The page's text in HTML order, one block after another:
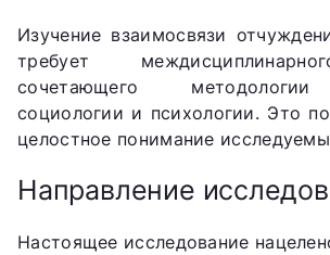
Изучение взаимосвязи
требует
сочетающего
социологии и психологии. Это
целостное понимание
Направление
Настоящее исследование